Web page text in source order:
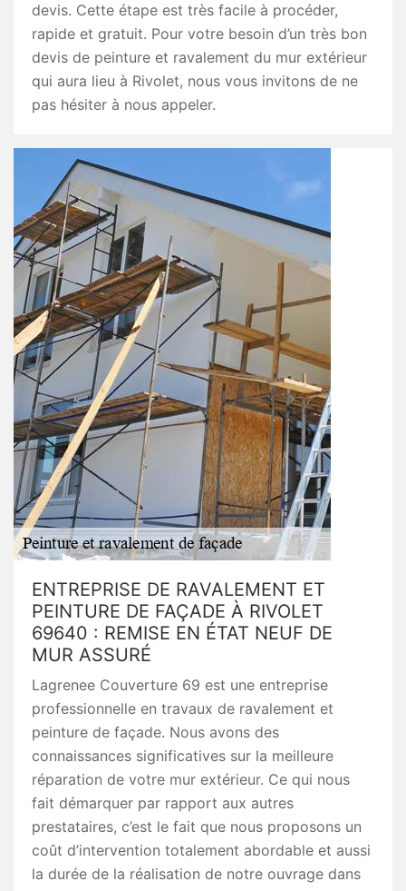
devis. Cette étape est très facile à procéder,
rapide et gratuit. Pour votre besoin d’un très bon
devis de peinture et ravalement du mur extérieur
qui aura lieu à Rivolet, nous vous invitons de ne
pas hésiter à nous appeler.
ENTREPRISE DE RAVALEMENT ET
PEINTURE DE FAÇADE À RIVOLET
69640 : REMISE EN ÉTAT NEUF DE
MUR ASSURÉ
Lagrenee Couverture 69 est une entreprise
professionnelle en travaux de ravalement et
peinture de façade. Nous avons des
connaissances significatives sur la meilleure
réparation de votre mur extérieur. Ce qui nous
fait démarquer par rapport aux autres
prestataires, c’est le fait que nous proposons un
coût d’intervention totalement abordable et aussi
la durée de la réalisation de notre ouvrage dans